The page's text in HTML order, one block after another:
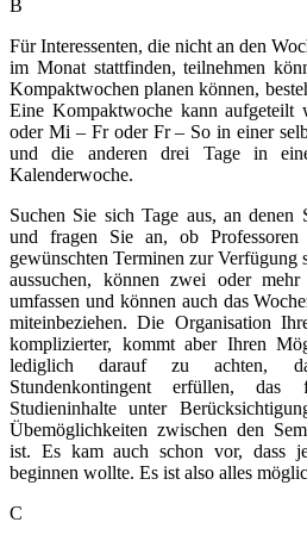
B
Für Interessenten, die nicht an den
im Monat stattfinden, teilnehmen
Kompaktwochen planen können,
Eine Kompaktwoche kann
oder Mi – Fr oder Fr – So in einer
und die anderen drei Tage in
Kalenderwoche.
Suchen Sie sich Tage aus, an denen
und fragen Sie an, ob
gewünschten Terminen zur Verfügung
aussuchen, können zwei oder
umfassen und können auch das
miteinbeziehen. Die Organisation
komplizierter, kommt aber Ihren
lediglich darauf zu achten,
Stundenkontingent erfüllen,
Studieninhalte unter
Übemöglichkeiten zwischen den
ist. Es kam auch schon vor, dass
beginnen wollte. Es ist also alles
C